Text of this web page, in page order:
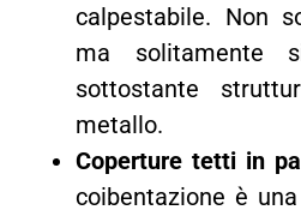
calpestabile. Non
ma solitamente
sottostante
metallo.
Coperture tetti in
coibentazione è